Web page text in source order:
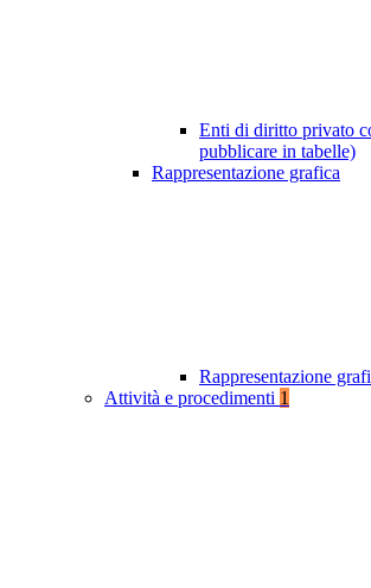
Enti di diritto privato
pubblicare in tabelle)
Rappresentazione grafica
Rappresentazione
Attività e procedimenti 1